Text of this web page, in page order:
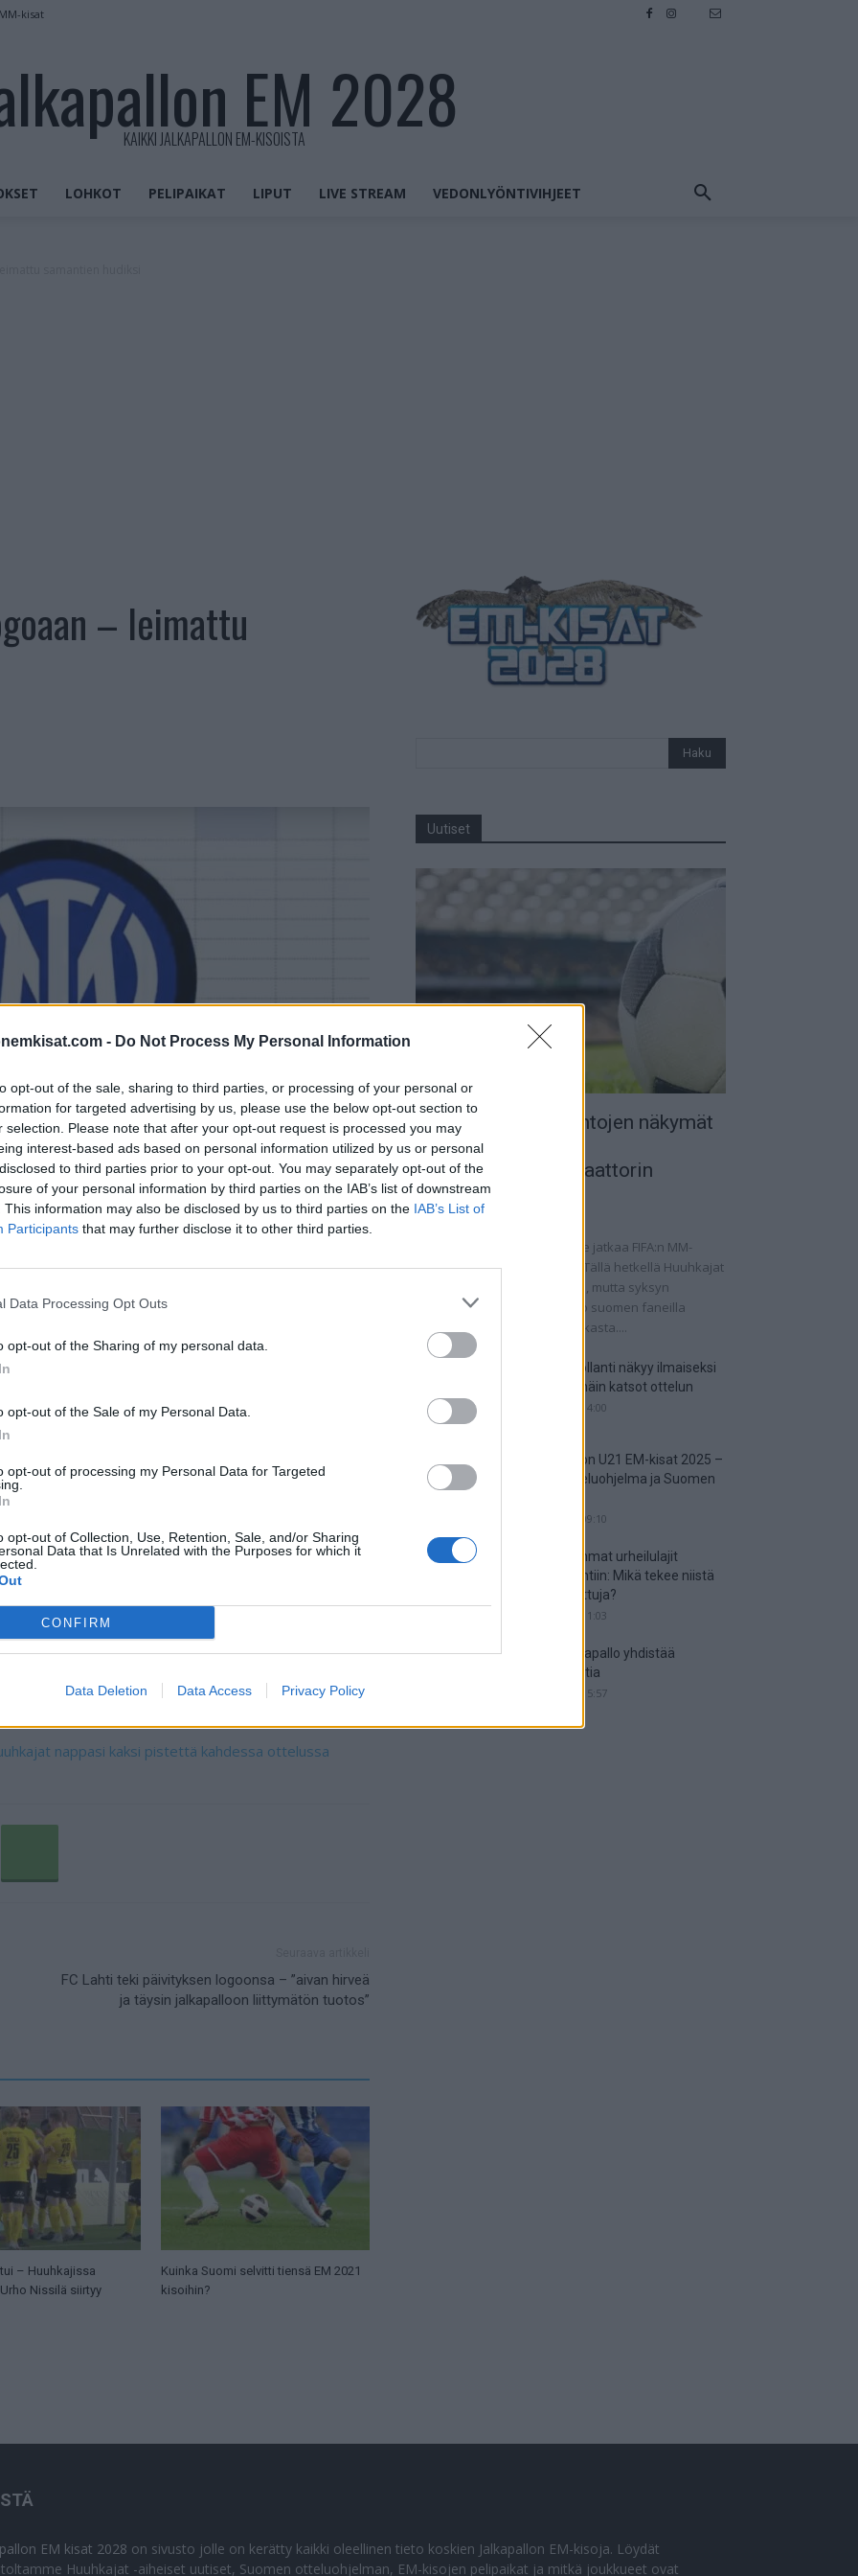
- Do Not Process My Personal Information
opt-out of the sale, sharing to third parties, or processing of your personal or
for targeted advertising by us, please use the below opt-out section to
selection. Please note that after your opt-out request is processed you may
interest-based ads based on personal information utilized by us or personal
to third parties prior to your opt-out. You may separately opt-out of the
of your personal information by third parties on the IAB’s list of downstream
This information may also be disclosed by us to third parties on the IAB’s List of
Participants that may further disclose it to other third parties.
Data Processing Opt Outs
opt-out of the Sharing of my personal data.
opt-out of the Sale of my Personal Data.
opt-out of processing my Personal Data for Targeted
opt-out of Collection, Use, Retention, Sale, and/or Sharing
Data that Is Unrelated with the Purposes for which it
CONFIRM
Data Deletion Data Access Privacy Policy
kisat
EM 2028
KAIKKI JALKAPALLON EM-KISOISTA
LOHKOT PELIPAIKAT LIPUT LIVE STREAM VEDONLYÖNTIVIHJEET
– leimattu
mediassa tämä logopäivitys on
hudiksi.
ja perinteinen logo saa väistyä ja tilalle tulee uusi
.
flopiksi. Perinteiset värit sentään säilyvät ennallaan,
muutos vanhaan ja perinteiseen logoon.
Onko uusi logo hitti vai todellinen huti? Ota kantaa
nappasi kaksi pistettä kahdessa ottelussa
FC Lahti teki päivityksen logoonsa – ”aivan hirveä
ja täysin jalkapalloon liittymätön tuotos”
– Huuhkajissa
Nissilä siirtyy
Kuinka Suomi selvitti tiensä EM 2021
kisoihin?
Uutiset
Suomen MM-karsintojen näkymät
– todellinen
jalkapallokommentaattorin
analyysi
Suomen miesten maajoukkue jatkaa FIFA:n MM-
karsintoja vaihtelevin ottein. Tällä hetkellä Huuhkajat
ovat kolmantena lohkossaan, mutta syksyn
ratkaisuottelut kertovat, onko suomen faneilla
realistista unelmoida kisapaikasta....
Suomi-Hollanti näkyy ilmaiseksi
TV:stä – näin katsot ottelun
06.06.2025 14:00
Jalkapallon U21 EM-kisat 2025 –
tässä otteluohjelma ja Suomen
18.05.2025 09:10
Suosituimmat urheilulajit
vedonlyöntiin: Mikä tekee niistä
niin suosittuja?
05.05.2025 11:03
Miten jalkapallo yhdistää
kansakuntia
25.04.2025 15:57
EM kisat 2028 on sivusto jolle on kerätty kaikki oleellinen tieto koskien Jalkapallon EM-kisoja. Löydät
Huuhkajat -aiheiset uutiset, Suomen otteluohjelman, EM-kisojen pelipaikat ja mitkä joukkueet ovat